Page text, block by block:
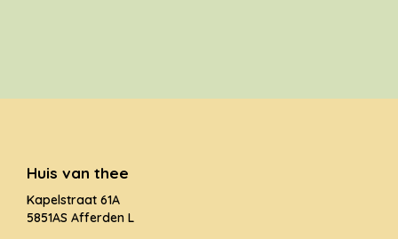
Huis van thee
Kapelstraat 61A
5851AS Afferden L